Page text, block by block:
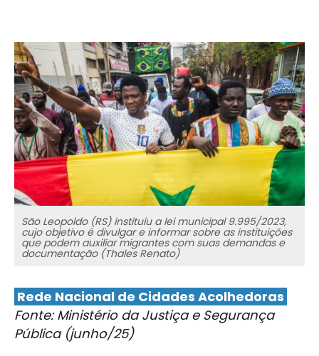
São Leopoldo (RS) instituiu a lei municipal 9.995/2023,
cujo objetivo é divulgar e informar sobre as instituições
que podem auxiliar migrantes com suas demandas e
documentação (Thales Renato)
Rede Nacional de Cidades Acolhedoras
Fonte: Ministério da Justiça e Segurança
Pública (junho/25)